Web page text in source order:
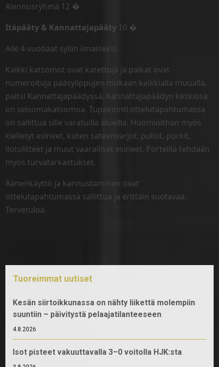
Alennusryhmä 12 �
Itäpääty & Kannattajapääty 10 �
Alle 4-vuotiaat syliin ilmaiseksi.
Kaikki katsomot ovat katettuja ja paikat ovat
numeroituja pääsylippujen mukaan kaikkialla muualla,
paitsi Kannattajapäädyssä. Kannattajapäädyn keskiosa
on seisomakatsomoa. Tupakointi ottelutapahtumassa
on sallittua sille varatuilla alueilla. Huomioithan myös
kielletyt esineet, kuten sateenvarjot, pullot, purkit,
ilotulitteet ja muut vaaralliset esineet. Porteilla tehdään
myös turvatarkastukset.
Äänenkäyttö ja kannustaminen ovat
ottelutapahtumassa sallittua ja erittäin suotavaa.
Tervetuloa.
Tuoreimmat uutiset
Kesän siirtoikkunassa on nähty liikettä molempiin
suuntiin – päivitystä pelaajatilanteeseen
4.8.2026
Isot pisteet vakuuttavalla 3–0 voitolla HJK:sta